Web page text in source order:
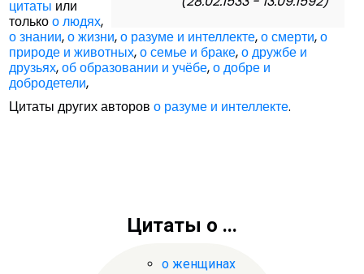
цитаты или
толькоо людях,
о знании,о жизни,о разуме и интеллекте,о смерти,о
природе и животных,о семье и браке,о дружбе и
друзьях,об образовании и учёбе,о добре и
добродетели,
Цитаты других авторово разуме и интеллекте.
Цитаты о ...
о женщинах